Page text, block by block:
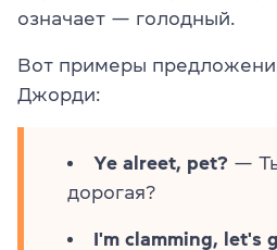
означает — голодный.
Вот примеры
Джорди:
Ye alreet, pet? —
дорогая?
I'm clamming, let's